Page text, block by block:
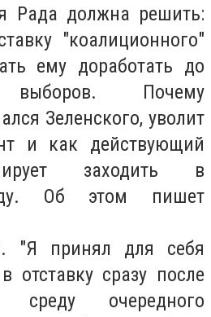
Рада должна решить:
"коалиционного"
ему доработать до
выборов. Почему
Зеленского, уволит
и как действующий
заходить в
Об этом пишет
. "Я принял для себя
отставку сразу после
очередного